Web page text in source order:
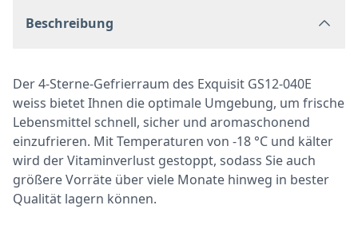
Beschreibung
Der 4-Sterne-Gefrierraum des Exquisit GS12-040E
weiss bietet Ihnen die optimale Umgebung, um frische
Lebensmittel schnell, sicher und aromaschonend
einzufrieren. Mit Temperaturen von -18 °C und kälter
wird der Vitaminverlust gestoppt, sodass Sie auch
größere Vorräte über viele Monate hinweg in bester
Qualität lagern können.